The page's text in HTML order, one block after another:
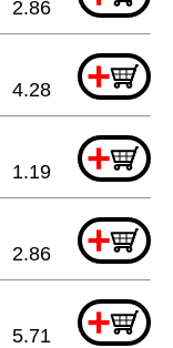
2.86
+
4.28
+
1.19
+
2.86
+
5.71